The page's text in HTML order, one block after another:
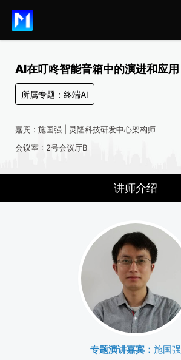
AI在叮咚智能音箱中的演进和应用
所属专题：终端AI
嘉宾 : 施国强 | 灵隆科技研发中心架构师
会议室 : 2号会议厅B
讲师介绍
专题演讲嘉宾： 施国强